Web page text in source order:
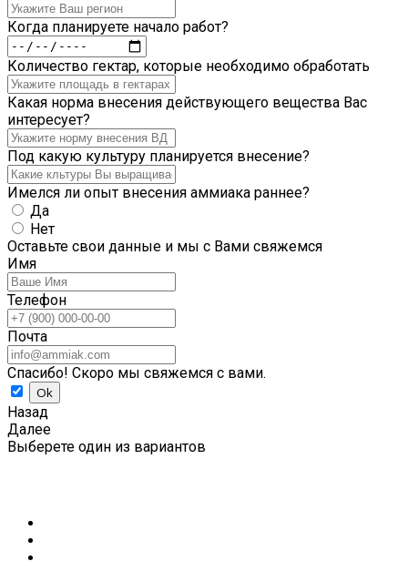
Когда планируете начало работ?
Количество гектар, которые необходимо обработать
Какая норма внесения действующего вещества Вас
интересует?
Под какую культуру планируется внесение?
Имелся ли опыт внесения аммиака раннее?
Да
Нет
Оставьте свои данные и мы с Вами свяжемся
Имя
Телефон
Почта
Спасибо! Скоро мы свяжемся с вами.
Назад
Далее
Выберете один из вариантов